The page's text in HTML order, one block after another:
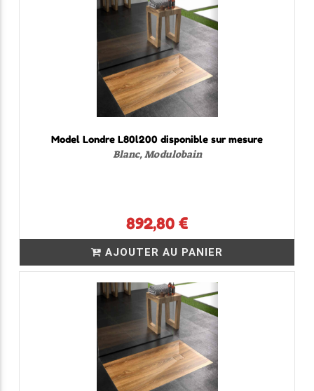
Model Londre L80l200 disponible sur mesure
Blanc, Modulobain
892,80 €
AJOUTER AU PANIER